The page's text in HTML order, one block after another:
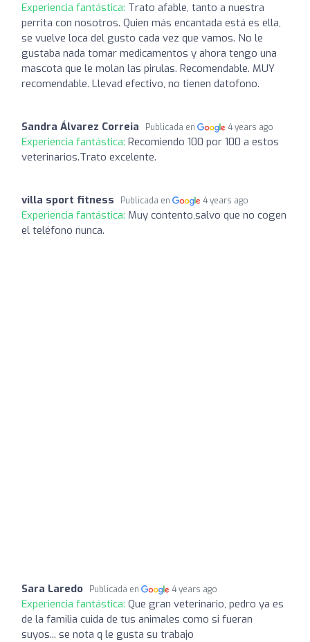
Experiencia fantástica: Trato afable, tanto a nuestra
perrita con nosotros. Quien más encantada está es ella,
se vuelve loca del gusto cada vez que vamos. No le
gustaba nada tomar medicamentos y ahora tengo una
mascota que le molan las pirulas. Recomendable. MUY
recomendable. Llevad efectivo, no tienen datofono.
Sandra Álvarez Correia Publicada en 4 years ago
Experiencia fantástica: Recomiendo 100 por 100 a estos
veterinarios.Trato excelente.
villa sport fitness Publicada en 4 years ago
Experiencia fantástica: Muy contento,salvo que no cogen
el teléfono nunca.
Sara Laredo Publicada en 4 years ago
Experiencia fantástica: Que gran veterinario, pedro ya es
de la familia cuida de tus animales como si fueran
suyos... se nota q le gusta su trabajo